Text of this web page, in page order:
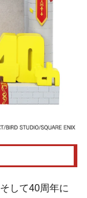
して40周年に